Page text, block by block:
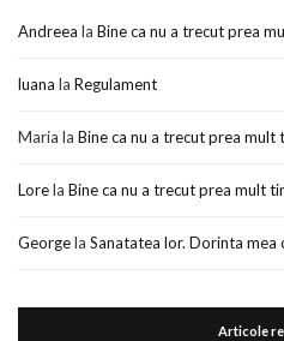
Andreea la Bine ca nu a trecut prea
luana la Regulament
Maria la Bine ca nu a trecut prea mult
Lorela Bine ca nu a trecut prea mult
Georgela Sanatatea lor. Dorinta mea
Articole